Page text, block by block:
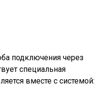
подключения через
специальная
вместе с системой: